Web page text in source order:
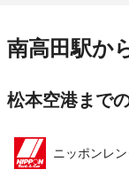
アクセス 上
店舗詳細 店
南高田駅か
松本空港まで
ニッポンレ